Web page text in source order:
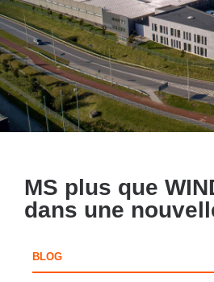
MS plus que
dans une
BLOG